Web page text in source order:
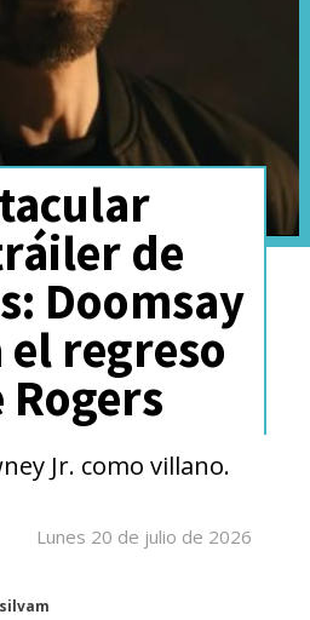
de
Doomsay
regreso
Rogers
Jr. como villano.
Lunes 20 de julio de 2026